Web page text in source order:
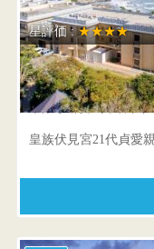
星評価 :★★★★
別邸 海と森
千葉県 銚子市犬吠埼
皇族伏見宮21代貞愛